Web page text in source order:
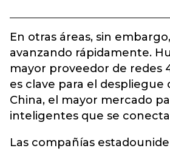
En otras áreas, sin
avanzando rápidamente.
mayor proveedor de redes
es clave para el despliegue
China, el mayor mercado
inteligentes que se
Las compañías